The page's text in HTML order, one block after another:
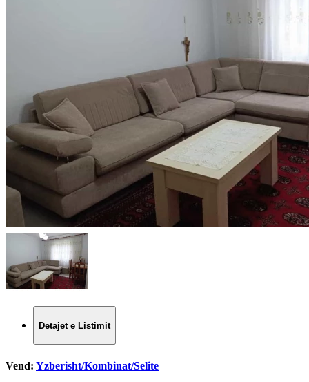
Detajet e Listimit
Vend: Yzberisht/Kombinat/Selite